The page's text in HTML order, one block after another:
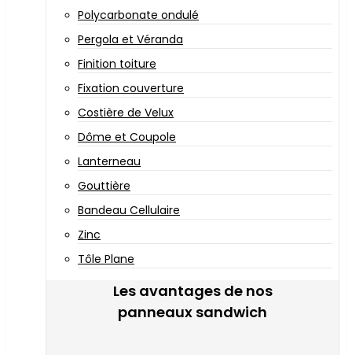
Polycarbonate ondulé
Pergola et Véranda
Finition toiture
Fixation couverture
Costière de Velux
Dôme et Coupole
Lanterneau
Gouttière
Bandeau Cellulaire
Zinc
Tôle Plane
Les avantages de nos
panneaux sandwich